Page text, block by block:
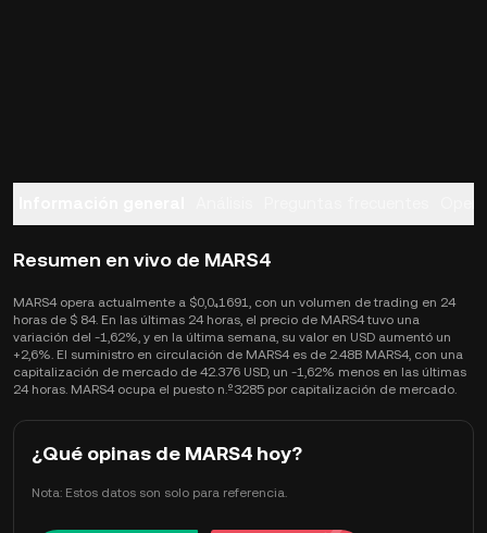
Resumen en vivo de MARS4
MARS4 opera actualmente a $0,0₄1691, con un volumen de trading en 24
horas de $ 84. En las últimas 24 horas, el precio de MARS4 tuvo una
variación del -1,62%, y en la última semana, su valor en USD aumentó un
+2,6%. El suministro en circulación de MARS4 es de 2.48B MARS4, con una
capitalización de mercado de 42.376 USD, un -1,62% menos en las últimas
24 horas. MARS4 ocupa el puesto n.º3285 por capitalización de mercado.
¿Qué opinas de MARS4 hoy?
Nota: Estos datos son solo para referencia.